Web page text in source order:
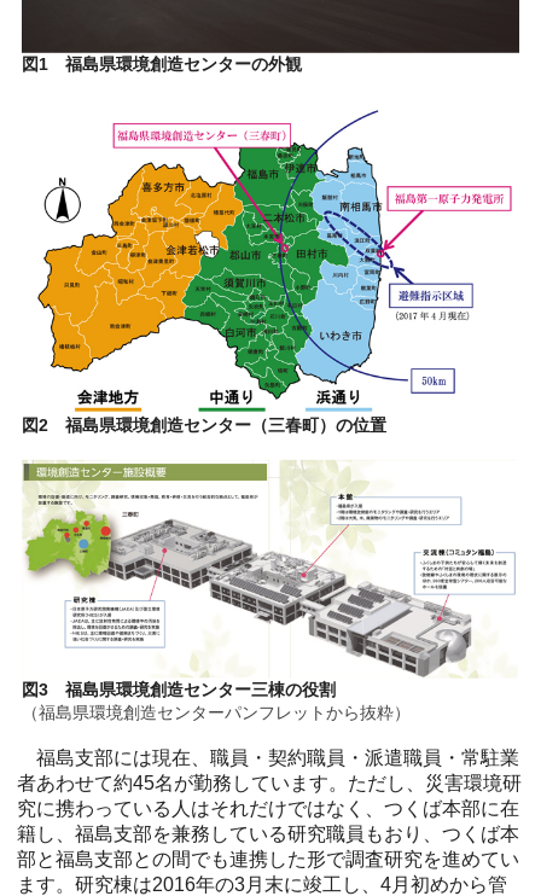
図1 福島県環境創造センターの外観
図2 福島県環境創造センター（三春町）の位置
図3 福島県環境創造センター三棟の役割
（福島県環境創造センターパンフレットから抜粋）
福島支部には現在、職員・契約職員・派遣職員・常駐業
者あわせて約45名が勤務しています。ただし、災害環境研
究に携わっている人はそれだけではなく、つくば本部に在
籍し、福島支部を兼務している研究職員もおり、つくば本
部と福島支部との間でも連携した形で調査研究を進めてい
ます。研究棟は2016年の3月末に竣工し、4月初めから管